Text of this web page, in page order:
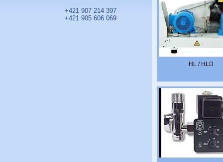
+421 907 214 397
+421 905 606 069
HL / HLD